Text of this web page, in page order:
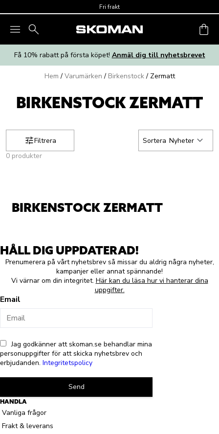
Fri frakt
Få 10% rabatt på första köpet! Anmäl dig till nyhetsbrevet
Hem / Varumärken / Birkenstock / Zermatt
BIRKENSTOCK ZERMATT
Filtrera Sortera Nyheter
0 produkter
BIRKENSTOCK ZERMATT
HÅLL DIG UPPDATERAD!
Prenumerera på vårt nyhetsbrev så missar du aldrig några nyheter,
kampanjer eller annat spännande!
Vi värnar om din integritet. Här kan du läsa hur vi hanterar dina
uppgifter.
Email
Jag godkänner att skoman.se behandlar mina
personuppgifter för att skicka nyhetsbrev och
erbjudanden. Integritetspolicy
Send
HANDLA
Vanliga frågor
Frakt & leverans